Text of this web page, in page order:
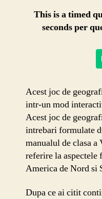
This is a timed
seconds per
Acest joc de
intr-un mod
Acest joc de
intrebari formulate
manualul de clasa
referire la
America de Nord si
Dupa ce ai citit